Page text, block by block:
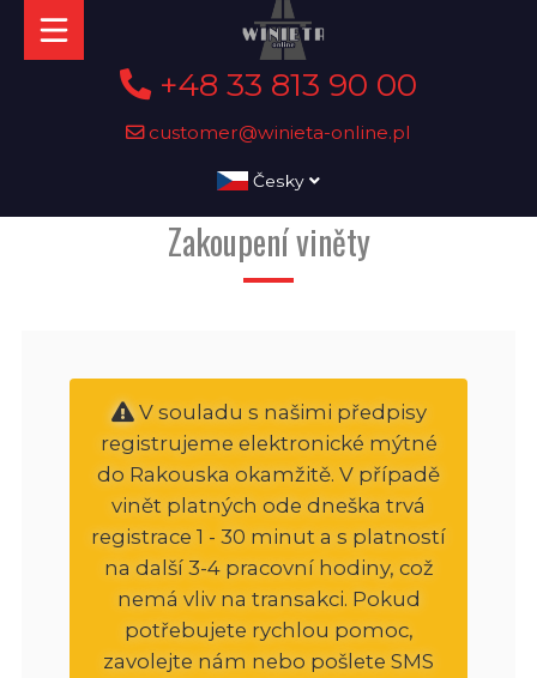
+48 33 813 90 00
customer@winieta-online.pl
Česky
Zakoupení viněty
V souladu s našimi předpisy
registrujeme elektronické mýtné
do Rakouska okamžitě. V případě
vinět platných ode dneška trvá
registrace 1 - 30 minut a s platností
na další 3-4 pracovní hodiny, což
nemá vliv na transakci. Pokud
potřebujete rychlou pomoc,
zavolejte nám nebo pošlete SMS